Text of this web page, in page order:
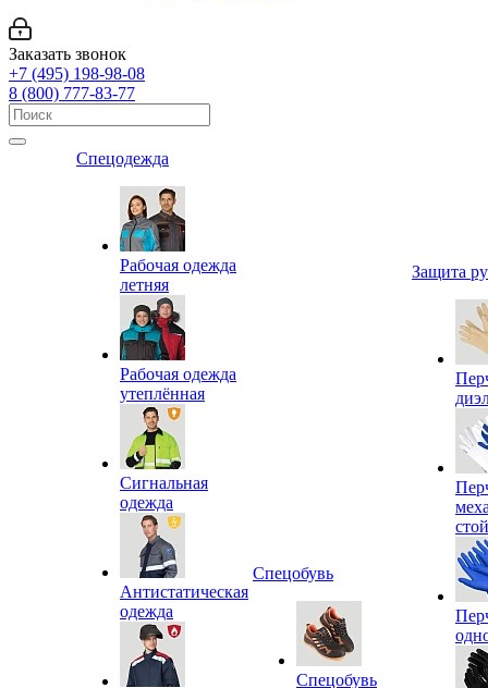
Заказать звонок
+7 (495) 198-98-08
8 (800) 777-83-77
Спецодежда
Рабочая одежда
летняя
Рабочая одежда
утеплённая
Сигнальная
одежда
Антистатическая
одежда
Спецобувь
Спецобувь
Защита